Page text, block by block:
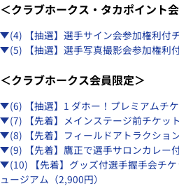
＜クラブホークス・タカポイント
(4) 【抽選】選手サイン会参加権利付
(5) 【抽選】選手写真撮影会参加権利
＜クラブホークス会員限定＞
(6) 【抽選】1 ダホー！プレミアムチ
(7) 【先着】メインステージ前チケッ
(8) 【先着】フィールドアトラクショ
(9) 【先着】鷹正で選手サロンカレー
(10) 【先着】グッズ付選手握手会チ
ュージアム（2,900円）